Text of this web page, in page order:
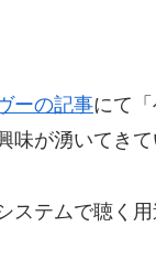
ーの記事にて
味が湧いてきて
ステムで聴く